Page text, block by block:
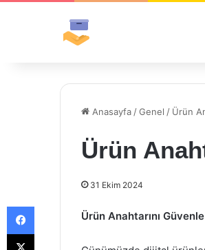
Anasayfa /Genel / Ürün
Ürün
31 Ekim 2024
Ürün Anahtarını
Facebook
X